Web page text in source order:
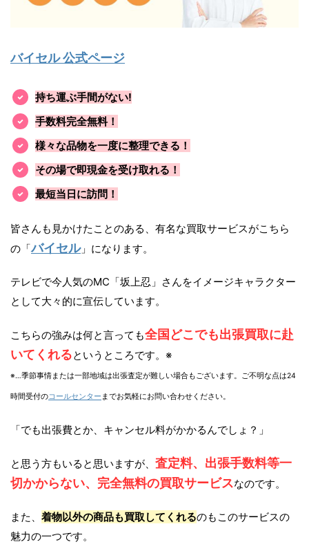
バイセル 公式ページ
持ち運ぶ手間がない!
手数料完全無料！
様々な品物を一度に整理できる！
その場で即現金を受け取れる！
最短当日に訪問！
皆さんも見かけたことのある、有名な買取サービスがこちら
の「バイセル」になります。
テレビで今人気のMC「坂上忍」さんをイメージキャラクター
として大々的に宣伝しています。
こちらの強みは何と言っても全国どこでも出張買取に赴
いてくれるというところです。※
※…季節事情または一部地域は出張査定が難しい場合もございます。ご不明な点は24
時間受付のコールセンター までお気軽にお問い合わせください。
「でも出張費とか、キャンセル料がかかるんでしょ？」
と思う方もいると思いますが、 査定料、出張手数料等一
切かからない、完全無料の買取サービスなのです。
また、 着物以外の商品も買取してくれるのもこのサービスの
魅力の一つです。